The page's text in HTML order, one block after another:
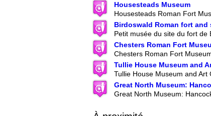
Housesteads Museum
Housesteads Roman Fort
Birdoswald Roman fort and
Petit musée du site du fort de
Chesters Roman Fort
Chesters Roman Fort
Tullie House Museum and
Tullie House Museum and Art
Great North Museum:
Great North Museum: